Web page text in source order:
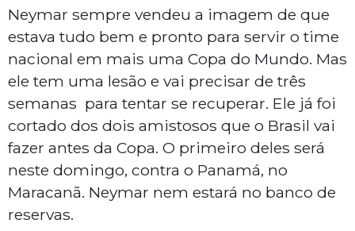
Neymar sempre vendeu a imagem de que
estava tudo bem e pronto para servir o time
nacional em mais uma Copa do Mundo. Mas
ele tem uma lesão e vai precisar de três
semanas para tentar se recuperar. Ele já foi
cortado dos dois amistosos que o Brasil vai
fazer antes da Copa. O primeiro deles será
neste domingo, contra o Panamá, no
Maracanã. Neymar nem estará no banco de
reservas.